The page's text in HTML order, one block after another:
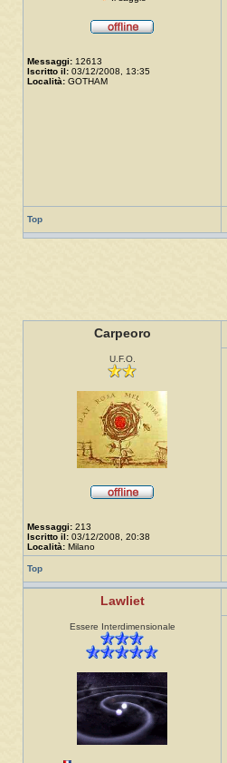
Messaggi: 12613
Iscritto il: 03/12/2008, 13:35
Località: GOTHAM
Top
Carpeoro
U.F.O.
Messaggi: 213
Iscritto il: 03/12/2008, 20:38
Località: Milano
Top
Lawliet
Essere Interdimensionale